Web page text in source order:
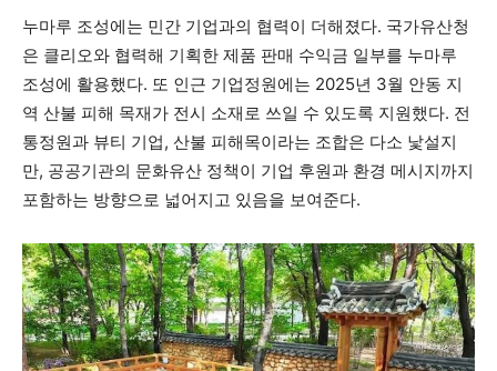
누마루 조성에는 민간 기업과의 협력이 더해졌다. 국가유산청
은 클리오와 협력해 기획한 제품 판매 수익금 일부를 누마루
조성에 활용했다. 또 인근 기업정원에는 2025년 3월 안동 지
역 산불 피해 목재가 전시 소재로 쓰일 수 있도록 지원했다. 전
통정원과 뷰티 기업, 산불 피해목이라는 조합은 다소 낯설지
만, 공공기관의 문화유산 정책이 기업 후원과 환경 메시지까지
포함하는 방향으로 넓어지고 있음을 보여준다.